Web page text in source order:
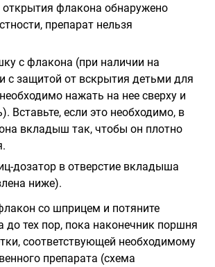
открытия флакона обнаружено
препарат нельзя
с флакона (при наличии на
с защитой от вскрытия детьми для
нажать на нее сверху и
Вставьте, если это необходимо, в
вкладыш так, чтобы он плотно
дозатор в отверстие вкладыша
ниже).
со шприцем и потяните
тех пор, пока наконечник поршня
соответствующей необходимому
препарата (схема